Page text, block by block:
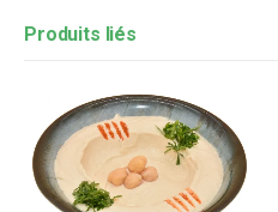
Produits liés